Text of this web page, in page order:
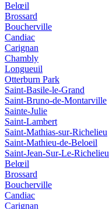
Belœil
Brossard
Boucherville
Candiac
Carignan
Chambly
Longueuil
Otterburn Park
Saint-Basile-le-Grand
Saint-Bruno-de-Montarville
Sainte-Julie
Saint-Lambert
Saint-Mathias-sur-Richelieu
Saint-Mathieu-de-Beloeil
Saint-Jean-Sur-Le-Richelieu
Belœil
Brossard
Boucherville
Candiac
Carignan